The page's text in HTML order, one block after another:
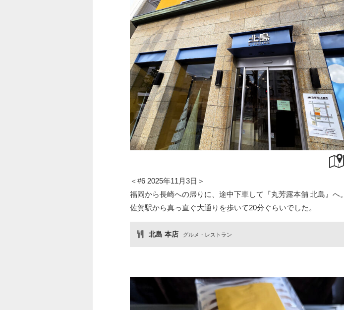
＜#6 2025年11月3日＞
福岡から長崎への帰りに、途中下車して『丸芳露本舗 北島』へ。
佐賀駅から真っ直ぐ大通りを歩いて20分ぐらいでした。
北島 本店 グルメ・レストラン